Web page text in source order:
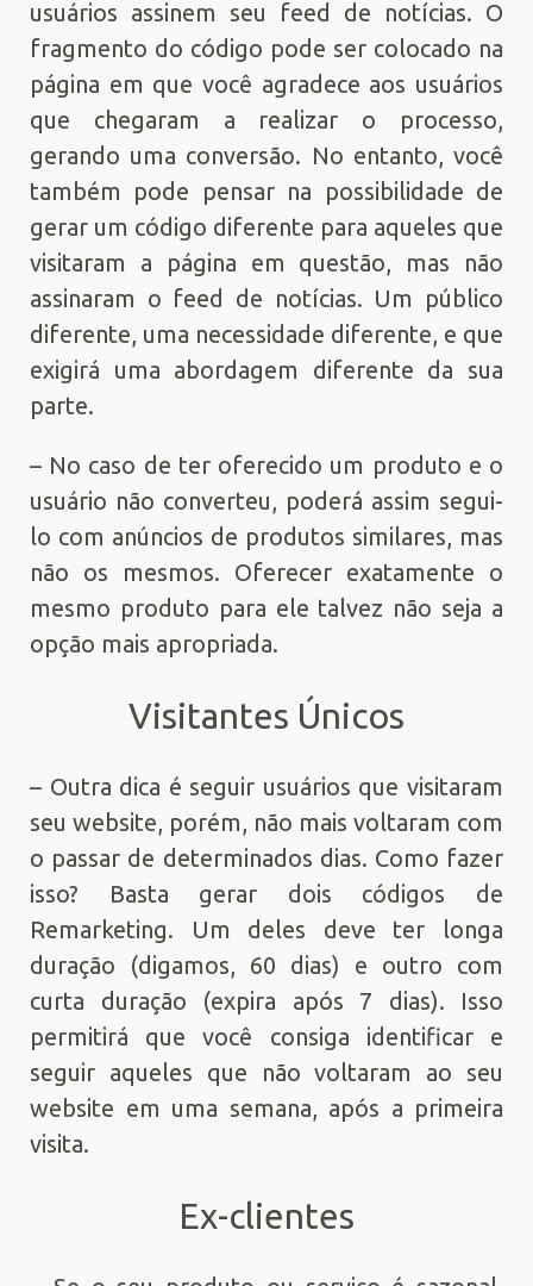
usuários assinem seu feed de notícias. O
fragmento do código pode ser colocado na
página em que você agradece aos usuários
que chegaram a realizar o processo,
gerando uma conversão. No entanto, você
também pode pensar na possibilidade de
gerar um código diferente para aqueles que
visitaram a página em questão, mas não
assinaram o feed de notícias. Um público
diferente, uma necessidade diferente, e que
exigirá uma abordagem diferente da sua
parte.
– No caso de ter oferecido um produto e o
usuário não converteu, poderá assim segui-
lo com anúncios de produtos similares, mas
não os mesmos. Oferecer exatamente o
mesmo produto para ele talvez não seja a
opção mais apropriada.
Visitantes Únicos
– Outra dica é seguir usuários que visitaram
seu website, porém, não mais voltaram com
o passar de determinados dias. Como fazer
isso? Basta gerar dois códigos de
Remarketing. Um deles deve ter longa
duração (digamos, 60 dias) e outro com
curta duração (expira após 7 dias). Isso
permitirá que você consiga identificar e
seguir aqueles que não voltaram ao seu
website em uma semana, após a primeira
visita.
Ex-clientes